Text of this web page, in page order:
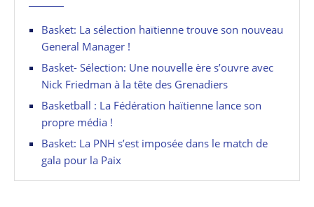
Basket: La sélection haïtienne trouve son nouveau
General Manager !
Basket- Sélection: Une nouvelle ère s’ouvre avec
Nick Friedman à la tête des Grenadiers
Basketball : La Fédération haïtienne lance son
propre média !
Basket: La PNH s’est imposée dans le match de
gala pour la Paix